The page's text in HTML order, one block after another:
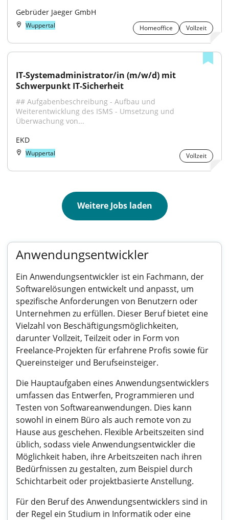
Gebrüder Jaeger GmbH
Wuppertal Homeoffice Vollzeit
IT-Systemadministrator/in (m/w/d) mit
Schwerpunkt IT-Sicherheit
## Aufgabenbeschreibung - Aufbau und
Weiterentwicklung des ISMS - Umsetzung und
Überwachung von...
EKD
Wuppertal Vollzeit
Weitere Jobs laden
Anwendungsentwickler
Ein Anwendungsentwickler ist ein Fachmann, der
Softwarelösungen entwickelt und anpasst, um
spezifische Anforderungen von Benutzern oder
Unternehmen zu erfüllen. Dieser Beruf bietet eine
Vielzahl von Beschäftigungsmöglichkeiten,
darunter Vollzeit, Teilzeit oder in Form von
Freelance-Projekten für erfahrene Profis sowie für
Quereinsteiger und Berufseinsteiger.
Die Hauptaufgaben eines Anwendungsentwicklers
umfassen das Entwerfen, Programmieren und
Testen von Softwareanwendungen. Dies kann
sowohl in einem Büro als auch remote von zu
Hause aus geschehen. Flexible Arbeitszeiten sind
üblich, sodass viele Anwendungsentwickler die
Möglichkeit haben, ihre Arbeitszeiten nach ihren
Bedürfnissen zu gestalten, zum Beispiel durch
Schichtarbeit oder projektbasierte Anstellung.
Für den Beruf des Anwendungsentwicklers sind in
der Regel ein Studium in Informatik oder eine